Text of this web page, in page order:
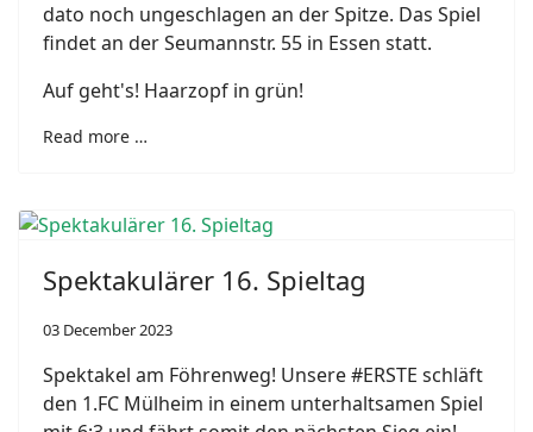
dato noch ungeschlagen an der Spitze. Das Spiel
findet an der Seumannstr. 55 in Essen statt.
Auf geht's! Haarzopf in grün!
Read more …
Spektakulärer 16. Spieltag
03 December 2023
Spektakel am Föhrenweg! Unsere #ERSTE schläft
den 1.FC Mülheim in einem unterhaltsamen Spiel